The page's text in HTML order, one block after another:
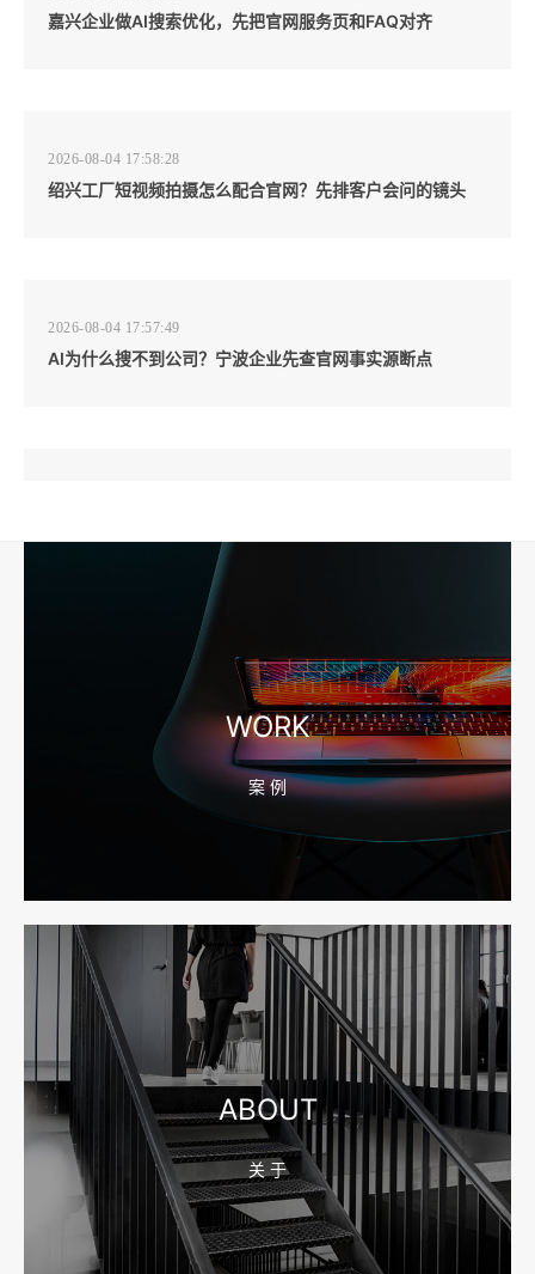
嘉兴企业做AI搜索优化，先把官网服务页和FAQ对齐
2026-08-04 17:58:28
绍兴工厂短视频拍摄怎么配合官网？先排客户会问的镜头
2026-08-04 17:57:49
AI为什么搜不到公司？宁波企业先查官网事实源断点
宁波高端网站建设公司推荐，移动端验收别放到最后
宁波网站建设报价怎么看？合同、源码和后台要先写清
2026-08-04 17:55:09
宁波制造业网站建设公司怎么选？先看产品询盘字段
2026-08-02 17:58:44
工厂短视频拍摄后，怎样放进官网帮助客户判断实力
WORK
案 例
ABOUT
关 于